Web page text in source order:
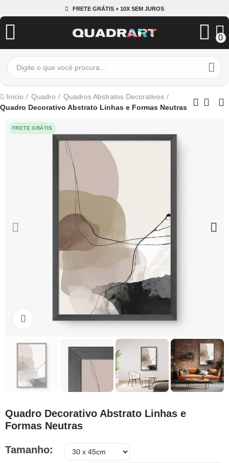
FRETE GRÁTIS + 10X SEM JUROS
0
Início Quadro
Quadros Abstratos Decorativos
Quadro Decorativo Abstrato Linhas e Formas Neutras
FRETE GRÁTIS
Clique para ampliar
Quadro Decorativo Abstrato Linhas e
Formas Neutras
Tamanho